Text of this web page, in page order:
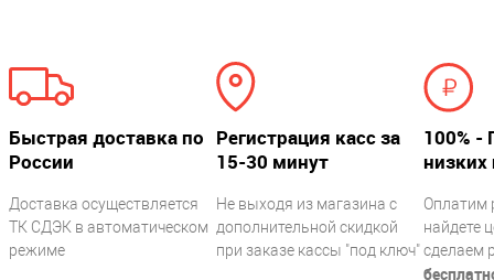
Быстрая доставка по
России
Доставка осуществляется
ТК СДЭК в автоматическом
режиме
Регистрация касс за
15-30 минут
Не выходя из магазина с
дополнительной скидкой
при заказе кассы "под ключ"
100% -
низких
Оплатим
найдете
сделаем